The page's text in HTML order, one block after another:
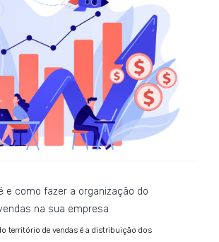
e como fazer a organização do
na sua empresa
território de vendas é a distribuição dos